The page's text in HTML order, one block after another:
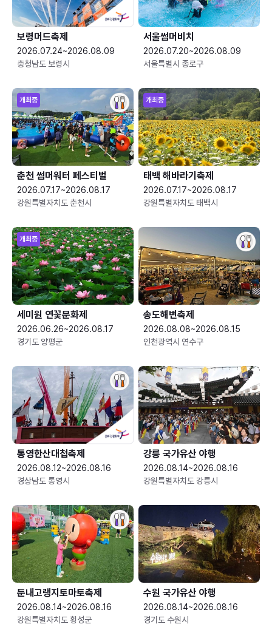
보령머드축제
2026.07.24~2026.08.09
충청남도 보령시
서울썸머비치
2026.07.20~2026.08.09
서울특별시 종로구
개최중
춘천 썸머워터 페스티벌
2026.07.17~2026.08.17
강원특별자치도 춘천시
개최중
태백 해바라기축제
2026.07.17~2026.08.17
강원특별자치도 태백시
개최중
세미원 연꽃문화제
2026.06.26~2026.08.17
경기도 양평군
송도해변축제
2026.08.08~2026.08.15
인천광역시 연수구
통영한산대첩축제
2026.08.12~2026.08.16
경상남도 통영시
강릉 국가유산 야행
2026.08.14~2026.08.16
강원특별자치도 강릉시
둔내고랭지토마토축제
2026.08.14~2026.08.16
강원특별자치도 횡성군
수원 국가유산 야행
2026.08.14~2026.08.16
경기도 수원시